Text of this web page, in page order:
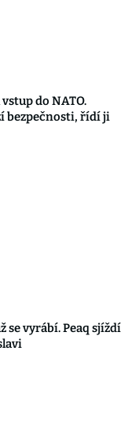
do NATO.
bezpečnosti, řídí ji
se vyrábí. Peaq sjíždí